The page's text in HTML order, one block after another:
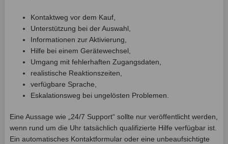
Kontaktweg vor dem Kauf,
Unterstützung bei der Auswahl,
Informationen zur Aktivierung,
Hilfe bei einem Gerätewechsel,
Umgang mit fehlerhaften Zugangsdaten,
realistische Reaktionszeiten,
verfügbare Sprache,
Eskalationsweg bei ungelösten Problemen.
Eine Aussage wie „24/7 Support“ sollte nur veröffentlicht werden,
wenn rund um die Uhr tatsächlich qualifizierte Hilfe verfügbar ist.
Ein automatisches Kontaktformular oder eine unbeaufsichtigte